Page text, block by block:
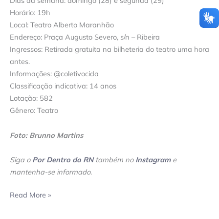
Horário: 19h
Local: Teatro Alberto Maranhão
Endereço: Praça Augusto Severo, s/n – Ribeira
Ingressos: Retirada gratuita na bilheteria do teatro uma hora
antes.
Informações: @coletivocida
Classificação indicativa: 14 anos
Lotação: 582
Gênero: Teatro
Foto: Brunno Martins
Siga o Por Dentro do RNtambém no Instagrame
mantenha-se informado.
Read More »